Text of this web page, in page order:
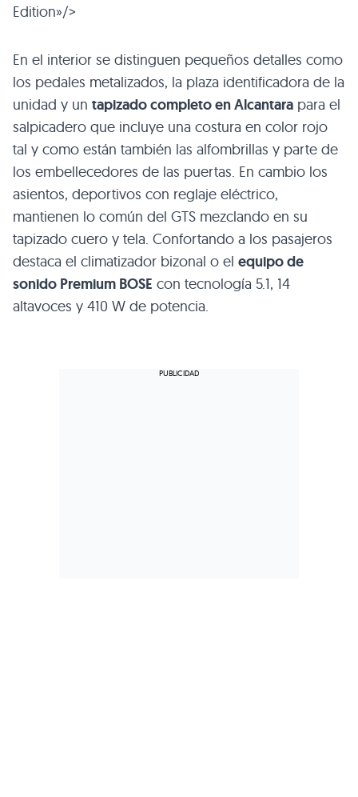
Edition»/>
En el interior se distinguen pequeños detalles como
los pedales metalizados, la plaza identificadora de la
unidad y un tapizado completo en Alcantara para el
salpicadero que incluye una costura en color rojo
tal y como están también las alfombrillas y parte de
los embellecedores de las puertas. En cambio los
asientos, deportivos con reglaje eléctrico,
mantienen lo común del GTS mezclando en su
tapizado cuero y tela. Confortando a los pasajeros
destaca el climatizador bizonal o el equipo de
sonido Premium BOSE con tecnología 5.1, 14
altavoces y 410 W de potencia.